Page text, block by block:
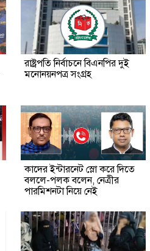
রাষ্ট্রপতি নির্বাচনে বিএনপির দুই
মনোনয়নপত্র সংগ্রহ
কাদের ইন্টারনেট স্লো করে দিতে
বললে-পলক বলেন, নেত্রীর
পারমিশনটা নিয়ে নেই